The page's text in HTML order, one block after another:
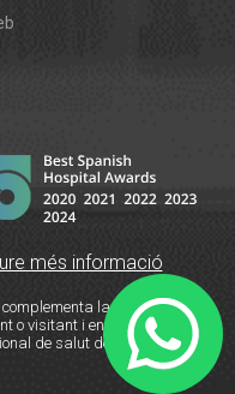
la relació entre
o visitant i en cas de dubte
de salut de referència.